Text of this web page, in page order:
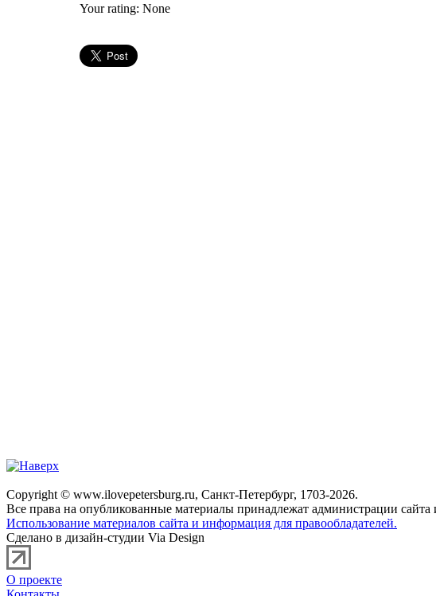
Your rating: None
Copyright © www.ilovepetersburg.ru, Санкт-Петербург, 1703-2026.
Все права на опубликованные материалы принадлежат администрации сайта
Использование материалов сайта и информация для правообладателей.
Сделано в дизайн-студии Via Design
О проекте